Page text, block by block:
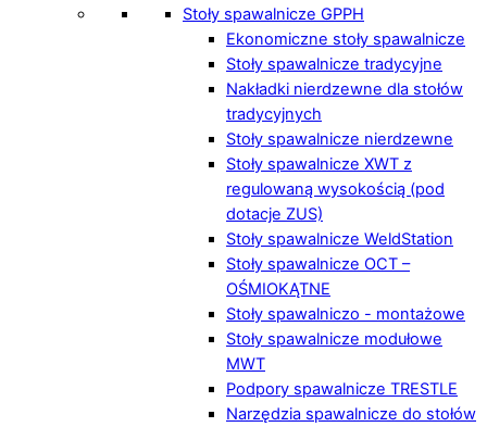
Stoły spawalnicze GPPH
Ekonomiczne stoły spawalnicze
Stoły spawalnicze tradycyjne
Nakładki nierdzewne dla stołów
tradycyjnych
Stoły spawalnicze nierdzewne
Stoły spawalnicze XWT z
regulowaną wysokością (pod
dotacje ZUS)
Stoły spawalnicze WeldStation
Stoły spawalnicze OCT –
OŚMIOKĄTNE
Stoły spawalniczo - montażowe
Stoły spawalnicze modułowe
MWT
Podpory spawalnicze TRESTLE
Narzędzia spawalnicze do stołów